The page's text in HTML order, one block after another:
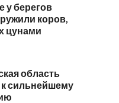
у берегов
коров,
цунами
область
к сильнейшему